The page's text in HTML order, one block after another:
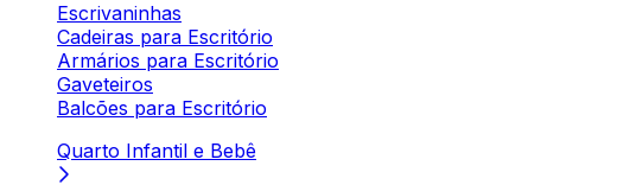
Escrivaninhas
Cadeiras para Escritório
Armários para Escritório
Gaveteiros
Balcões para Escritório
Quarto Infantil e Bebê